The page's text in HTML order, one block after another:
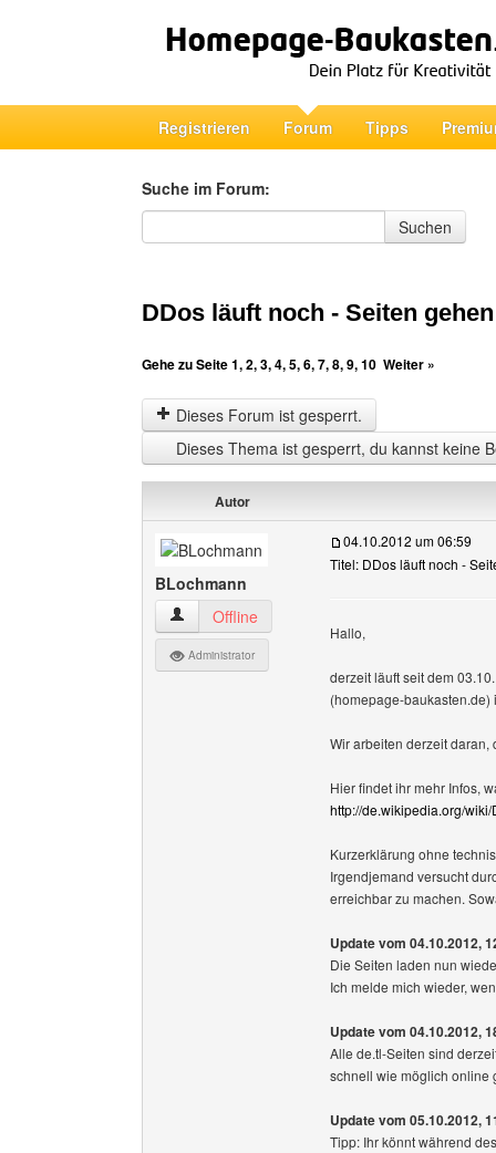
Registrieren Forum Tipps
Suche im Forum:
Suche im Forum
Suchen
DDos läuft noch - Seiten
Gehe zu Seite1,2,3,4,5,6,7,8,9,10 Weiter »
Dieses Forum ist gesperrt.
Dieses Thema ist gesperrt, du kannst keine
Autor
BLochmann
BLochmann Benutzer-Profile anzeigen
Offline
Administrator
04.10.2012 um 06:59
Titel: DDos läuft noch -
Hallo,
derzeit läuft seit dem
(homepage-
Wir arbeiten derzeit daran,
Hier findet ihr mehr Infos,
http://de.wikipedia.org/
Kurzerklärung ohne
Irgendjemand versucht
erreichbar zu machen.
Update vom 04.10.2012,
Die Seiten laden nun
Ich melde mich wieder,
Update vom 04.10.2012,
Alle de.tl-Seiten sind
schnell wie möglich online
Update vom 05.10.2012,
Tipp: Ihr könnt während